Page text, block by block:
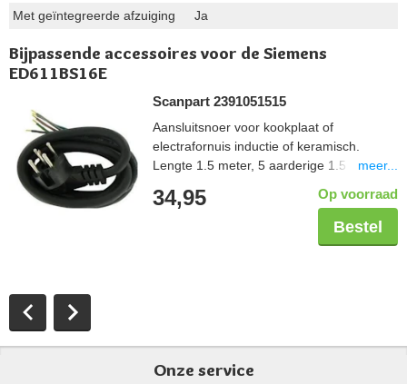
Met geïntegreerde afzuiging Ja
Bijpassende accessoires voor de Siemens
ED611BS16E
Scanpart 2391051515
Aansluitsnoer voor kookplaat of
electrafornuis inductie of keramisch.
Lengte 1.5 meter, 5 aarderige 1.5 mm2,
meer...
34,95 Op voorraad
Bestel
Onze service